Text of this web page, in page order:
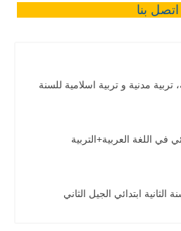
اتصل بنا
تربية مدنية و تربية اسلامية للسنة
في اللغة العربية+التربية
ابتدائي الجيل الثاني